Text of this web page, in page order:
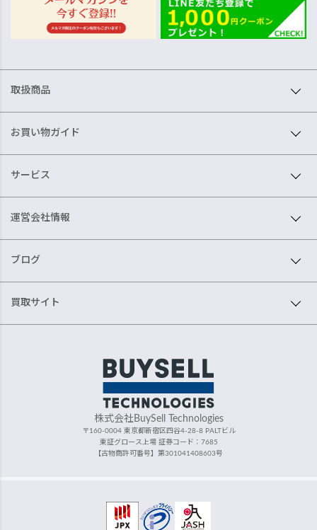
取扱商品
お買い物ガイド
サービス
運営会社情報
ブログ
買取サイト
株式会社BuySell Technologies
〒160-0004 東京都新宿区四谷4-28-8 PALTビル
東証グロース上場 証券コード：7685
【古物商許可番号】第301041408603号